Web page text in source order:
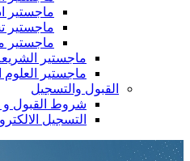
ماجستير
ماجستير
ماجستير
ماجستير
ماجستير العلوم
القبول والتسجيل
شروط القبول و
التسجيل